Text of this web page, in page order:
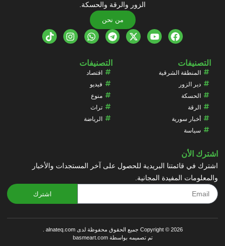
الزور والرقة والحسكة.
من نحن
التصنيفات
المنطقة الشرقية
دير الزور
الحسكة
الرقة
أخبار سورية
سياسة
التصنيفات
اقتصاد
فيديو
منوع
تراث
الرياضة
اشترك الأن
اشترك في قائمتنا البريدية للحصول على آخر المستجدات والأخبار
والمعلومات المفيدة المجانية.
اشترك
Copyright © 2026 جميع الحقوق محفوظة لدى alnateq.com .
تم تصميمه بواسطة basmeart.com